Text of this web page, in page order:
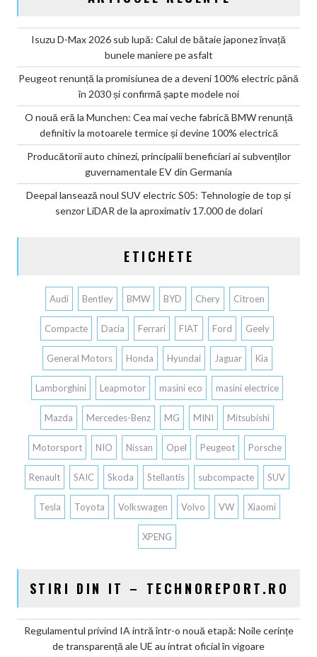
Isuzu D-Max 2026 sub lupă: Calul de bătaie japonez învață
bunele maniere pe asfalt
Peugeot renunță la promisiunea de a deveni 100% electric până
în 2030 și confirmă șapte modele noi
O nouă eră la Munchen: Cea mai veche fabrică BMW renunță
definitiv la motoarele termice și devine 100% electrică
Producătorii auto chinezi, principalii beneficiari ai subvenților
guvernamentale EV din Germania
Deepal lansează noul SUV electric S05: Tehnologie de top și
senzor LiDAR de la aproximativ 17.000 de dolari
ETICHETE
Audi Bentley BMW BYD Chery Citroen
Compacte Dacia Ferrari FIAT Ford Geely
General Motors Honda Hyundai Jaguar Kia
Lamborghini Leapmotor masini eco masini electrice
Mazda Mercedes-Benz MG MINI Mitsubishi
Motorsport NIO Nissan Opel Peugeot Porsche
Renault SAIC Skoda Stellantis subcompacte SUV
Tesla Toyota Volkswagen Volvo VW Xiaomi
XPENG
STIRI DIN IT – TECHNOREPORT.RO
Regulamentul privind IA intră într-o nouă etapă: Noile cerințe
de transparență ale UE au intrat oficial în vigoare